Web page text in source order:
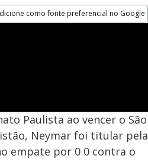
como fonte preferencial no Google
Paulista ao vencer o São
Neymar foi titular pela
empate por 0 0 contra o